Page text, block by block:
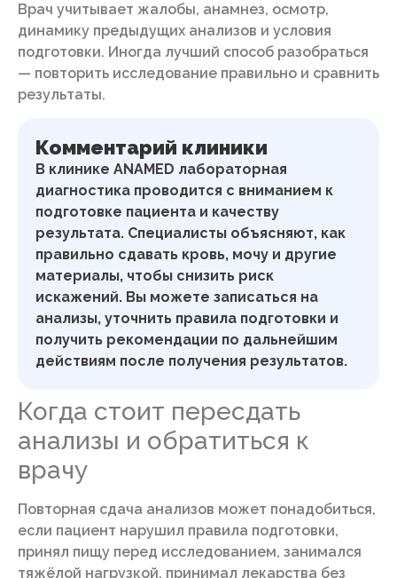
Врач учитывает жалобы, анамнез, осмотр,
динамику предыдущих анализов и условия
подготовки. Иногда лучший способ разобраться
— повторить исследование правильно и сравнить
результаты.
Комментарий клиники
В клинике ANAMED лабораторная
диагностика проводится с вниманием к
подготовке пациента и качеству
результата. Специалисты объясняют, как
правильно сдавать кровь, мочу и другие
материалы, чтобы снизить риск
искажений. Вы можете записаться на
анализы, уточнить правила подготовки и
получить рекомендации по дальнейшим
действиям после получения результатов.
Когда стоит пересдать
анализы и обратиться к
врачу
Повторная сдача анализов может понадобиться,
если пациент нарушил правила подготовки,
принял пищу перед исследованием, занимался
тяжёлой нагрузкой, принимал лекарства без